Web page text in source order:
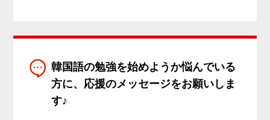
韓国語の勉強を始めようか悩んでいる
方に、応援のメッセージをお願いしま
す♪